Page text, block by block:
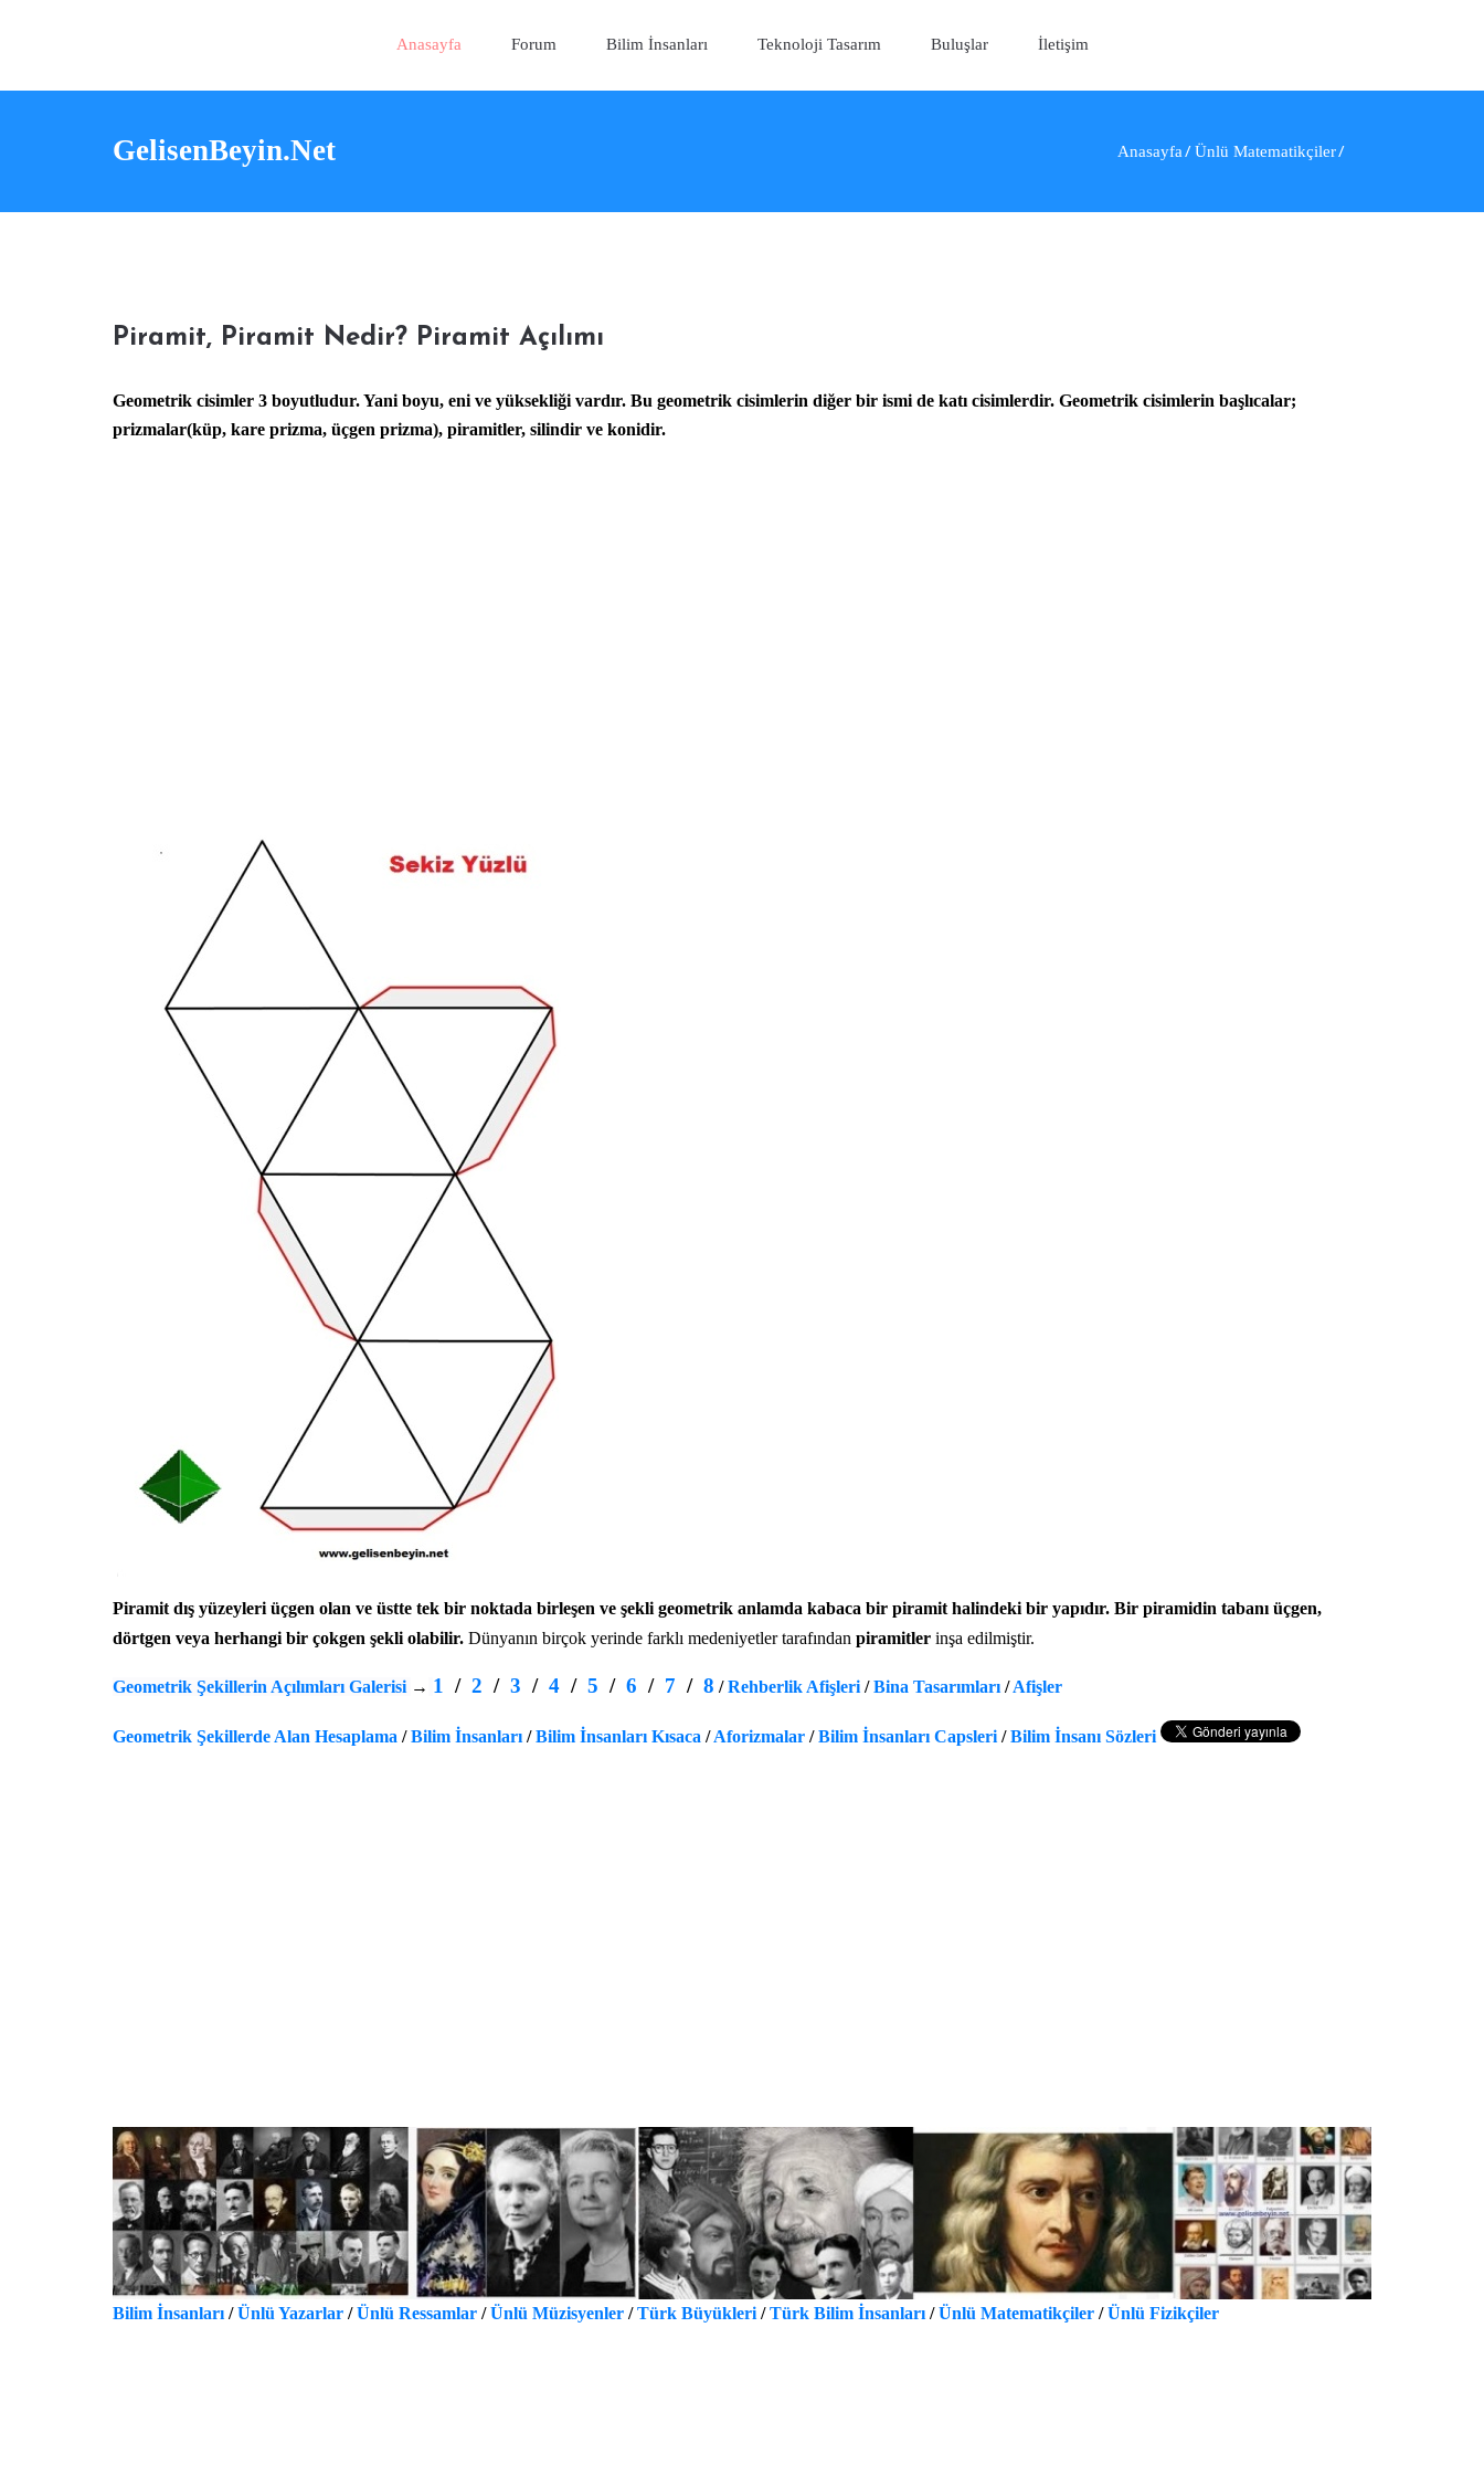
Anasayfa Forum Bilim İnsanları Teknoloji Tasarım Buluşlar İletişim
GelisenBeyin.Net Anasayfa Ünlü Matematikçiler
Piramit, Piramit Nedir? Piramit Açılımı
Geometrik cisimler 3 boyutludur. Yani boyu, eni ve yüksekliği vardır. Bu geometrik cisimlerin diğer bir ismi de katı cisimlerdir. Geometrik cisimlerin başlıcalar;
prizmalar(küp, kare prizma, üçgen prizma), piramitler, silindir ve konidir.
Piramit dış yüzeyleri üçgen olan ve üstte tek bir noktada birleşen ve şekli geometrik anlamda kabaca bir piramit halindeki bir yapıdır. Bir piramidin tabanı üçgen,
dörtgen veya herhangi bir çokgen şekli olabilir. Dünyanın birçok yerinde farklı medeniyetler tarafından piramitler inşa edilmiştir.
Geometrik Şekillerin Açılımları Galerisi → 1 / 2 / 3 / 4 / 5 / 6 / 7 / 8 /Rehberlik Afişleri /Bina Tasarımları /Afişler
Geometrik Şekillerde Alan Hesaplama /Bilim İnsanları /Bilim İnsanları Kısaca /Aforizmalar /Bilim İnsanları Capsleri /Bilim İnsanı Sözleri
Bilim İnsanları /Ünlü Yazarlar /Ünlü Ressamlar /Ünlü Müzisyenler /Türk Büyükleri /Türk Bilim İnsanları /Ünlü Matematikçiler /Ünlü Fizikçiler